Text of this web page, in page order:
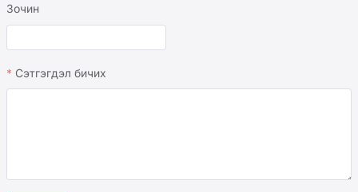
Зочин
Сэтгэгдэл бичих